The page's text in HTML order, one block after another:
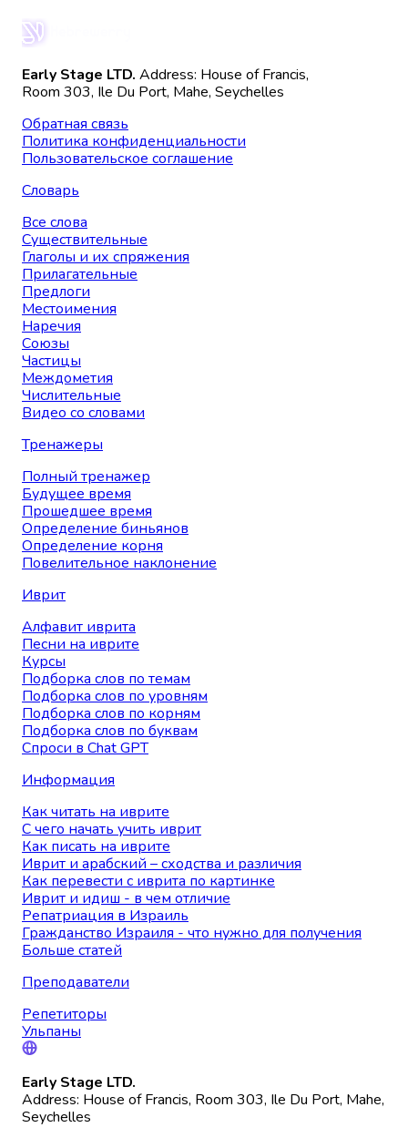
Early Stage LTD. Address: House of Francis,
Room 303, Ile Du Port, Mahe, Seychelles
Обратная связь
Политика конфиденциальности
Пользовательское соглашение
Словарь
Все слова
Существительные
Глаголы и их спряжения
Прилагательные
Предлоги
Местоимения
Наречия
Союзы
Частицы
Междометия
Числительные
Видео со словами
Тренажеры
Полный тренажер
Будущее время
Прошедшее время
Определение биньянов
Определение корня
Повелительное наклонение
Иврит
Алфавит иврита
Песни на иврите
Курсы
Подборка слов по темам
Подборка слов по уровням
Подборка слов по корням
Подборка слов по буквам
Спроси в Chat GPT
Информация
Как читать на иврите
С чего начать учить иврит
Как писать на иврите
Иврит и арабский – сходства и различия
Как перевести с иврита по картинке
Иврит и идиш - в чем отличие
Репатриация в Израиль
Гражданство Израиля - что нужно для получения
Больше статей
Преподаватели
Репетиторы
Ульпаны
Early Stage LTD.
Address: House of Francis, Room 303, Ile Du Port, Mahe,
Seychelles